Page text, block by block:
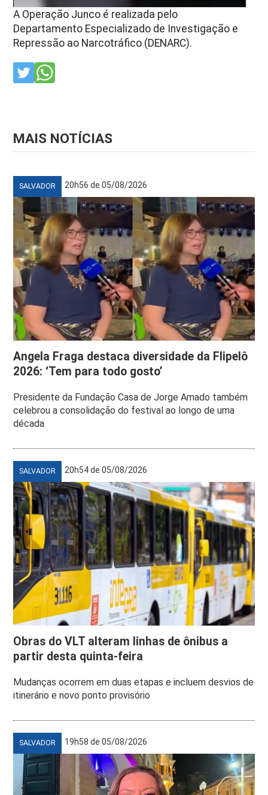
A Operação Junco é realizada pelo
Departamento Especializado de Investigação e
Repressão ao Narcotráfico (DENARC).
MAIS NOTÍCIAS
SALVADOR 20h56 de 05/08/2026
Angela Fraga destaca diversidade da Flipelô
2026: ‘Tem para todo gosto’
Presidente da Fundação Casa de Jorge Amado também
celebrou a consolidação do festival ao longo de uma
década
SALVADOR 20h54 de 05/08/2026
Obras do VLT alteram linhas de ônibus a
partir desta quinta-feira
Mudanças ocorrem em duas etapas e incluem desvios de
itinerário e novo ponto provisório
SALVADOR 19h58 de 05/08/2026